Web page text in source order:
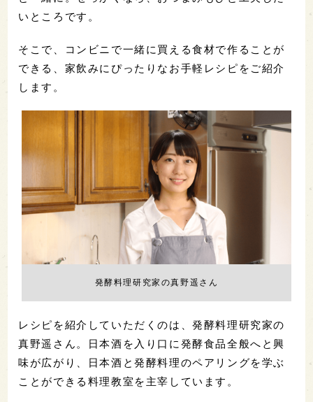
いところです。
そこで、コンビニで一緒に買える食材で作ることが
できる、家飲みにぴったりなお手軽レシピをご紹介
します。
発酵料理研究家の真野遥さん
レシピを紹介していただくのは、発酵料理研究家の
真野遥さん。日本酒を入り口に発酵食品全般へと興
味が広がり、日本酒と発酵料理のペアリングを学ぶ
ことができる料理教室を主宰しています。